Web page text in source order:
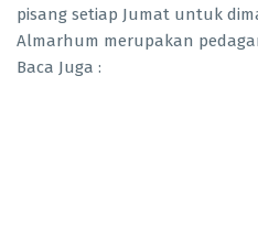
pisang setiap Jumat untuk
Almarhum merupakan
Baca Juga :